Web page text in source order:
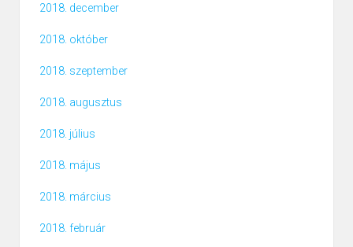
2018. december
2018. október
2018. szeptember
2018. augusztus
2018. július
2018. május
2018. március
2018. február